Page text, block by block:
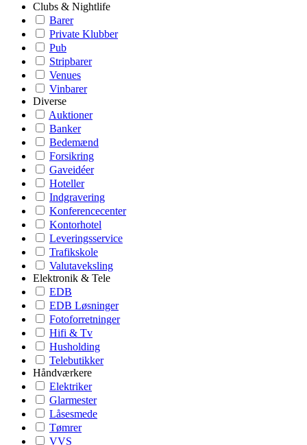
Clubs & Nightlife
Barer
Private Klubber
Pub
Stripbarer
Venues
Vinbarer
Diverse
Auktioner
Banker
Bedemænd
Forsikring
Gaveidéer
Hoteller
Indgravering
Konferencecenter
Kontorhotel
Leveringsservice
Trafikskole
Valutaveksling
Elektronik & Tele
EDB
EDB Løsninger
Fotoforretninger
Hifi & Tv
Husholding
Telebutikker
Håndværkere
Elektriker
Glarmester
Låsesmede
Tømrer
VVS